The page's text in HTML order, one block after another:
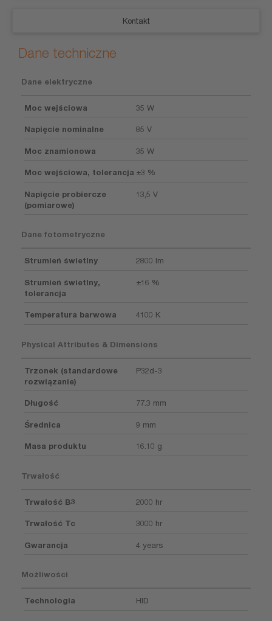
Kontakt
Dane techniczne
Dane elektryczne
Moc wejściowa 35 W
Napięcie nominalne 85 V
Moc znamionowa 35 W
Moc wejściowa, tolerancja ±3 %
Napięcie probiercze
(pomiarowe)
13,5 V
Dane fotometryczne
Strumień świetlny 2800 lm
Strumień świetlny,
tolerancja
±16 %
Temperatura barwowa 4100 K
Physical Attributes & Dimensions
Trzonek (standardowe
rozwiązanie)
P32d-3
Długość 77.3 mm
Średnica 9 mm
Masa produktu 16.10 g
Trwałość
Trwałość B3 2000 hr
Trwałość Tc 3000 hr
Gwarancja 4 years
Możliwości
Technologia HID